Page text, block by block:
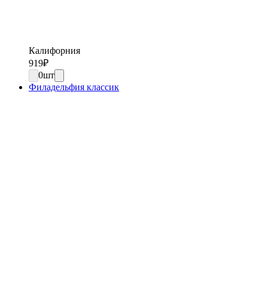
Калифорния
919₽
0шт
Филадельфия классик